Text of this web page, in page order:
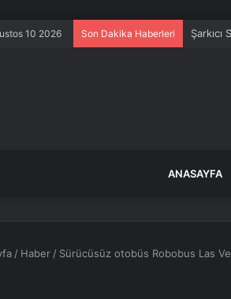
10 2026 Son Dakika Haberleri
ANASAYFA
/ Haber / Sürücüsüz otobüs Robobus Las